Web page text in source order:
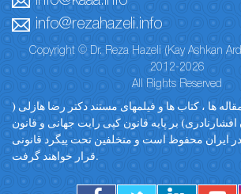
info@rezahazeli.info
Copyright © Dr. Reza Hazeli (Kay Ashkan
2012-2026
All Rights Reserved
ها ، کتاب ها و فیلمهای مستند دکتر رضا هازلی (
بر پایه قانون کپی رایت جهانی و قانون
ایران محفوظ است و متخلفین تحت پیگرد قانونی
قرار خواهند گرفت.